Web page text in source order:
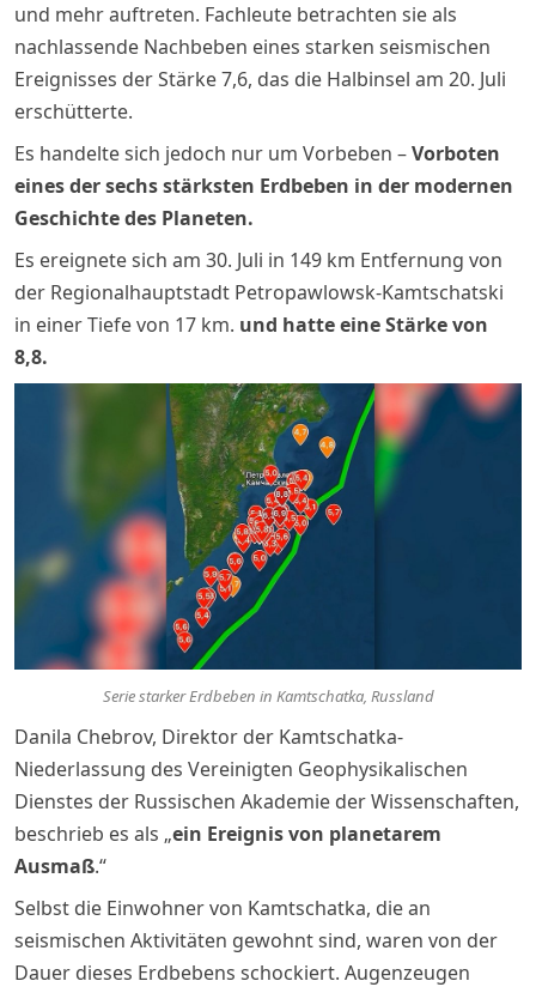
und mehr auftreten. Fachleute betrachten sie als
nachlassende Nachbeben eines starken seismischen
Ereignisses der Stärke 7,6, das die Halbinsel am 20. Juli
erschütterte.
Es handelte sich jedoch nur um Vorbeben –Vorboten
eines der sechs stärksten Erdbeben in der modernen
Geschichte des Planeten.
Es ereignete sich am 30. Juli in 149 km Entfernung von
der Regionalhauptstadt Petropawlowsk-Kamtschatski
in einer Tiefe von 17 km. und hatte eine Stärke von
8,8.
Serie starker Erdbeben in Kamtschatka, Russland
Danila Chebrov, Direktor der Kamtschatka-
Niederlassung des Vereinigten Geophysikalischen
Dienstes der Russischen Akademie der Wissenschaften,
beschrieb es als „ein Ereignis von planetarem
Ausmaß.“
Selbst die Einwohner von Kamtschatka, die an
seismischen Aktivitäten gewohnt sind, waren von der
Dauer dieses Erdbebens schockiert. Augenzeugen